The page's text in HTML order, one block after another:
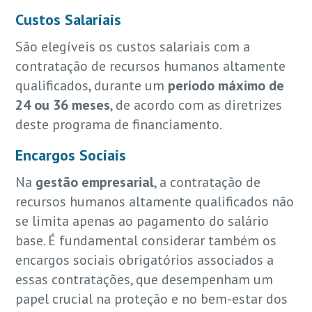
Custos Salariais
São elegíveis os custos salariais com a
contratação de recursos humanos altamente
qualificados, durante um período máximo de
24 ou 36 meses, de acordo com as diretrizes
deste programa de financiamento.
Encargos Sociais
Na gestão empresarial, a contratação de
recursos humanos altamente qualificados não
se limita apenas ao pagamento do salário
base. É fundamental considerar também os
encargos sociais obrigatórios associados a
essas contratações, que desempenham um
papel crucial na proteção e no bem-estar dos